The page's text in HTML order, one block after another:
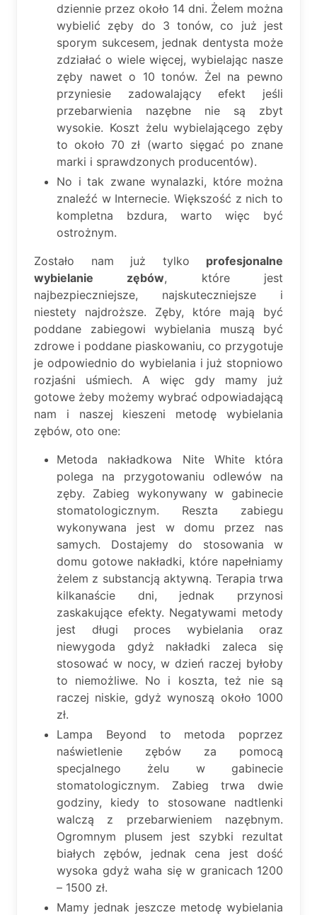
dziennie przez około 14 dni. Żelem można
wybielić zęby do 3 tonów, co już jest
sporym sukcesem, jednak dentysta może
zdziałać o wiele więcej, wybielając nasze
zęby nawet o 10 tonów. Żel na pewno
przyniesie zadowalający efekt jeśli
przebarwienia nazębne nie są zbyt
wysokie. Koszt żelu wybielającego zęby
to około 70 zł (warto sięgać po znane
marki i sprawdzonych producentów).
No i tak zwane wynalazki, które można
znaleźć w Internecie. Większość z nich to
kompletna bzdura, warto więc być
ostrożnym.
Zostało nam już tylko profesjonalne
wybielanie zębów, które jest
najbezpieczniejsze, najskuteczniejsze i
niestety najdroższe. Zęby, które mają być
poddane zabiegowi wybielania muszą być
zdrowe i poddane piaskowaniu, co przygotuje
je odpowiednio do wybielania i już stopniowo
rozjaśni uśmiech. A więc gdy mamy już
gotowe żeby możemy wybrać odpowiadającą
nam i naszej kieszeni metodę wybielania
zębów, oto one:
Metoda nakładkowa Nite White która
polega na przygotowaniu odlewów na
zęby. Zabieg wykonywany w gabinecie
stomatologicznym. Reszta zabiegu
wykonywana jest w domu przez nas
samych. Dostajemy do stosowania w
domu gotowe nakładki, które napełniamy
żelem z substancją aktywną. Terapia trwa
kilkanaście dni, jednak przynosi
zaskakujące efekty. Negatywami metody
jest długi proces wybielania oraz
niewygoda gdyż nakładki zaleca się
stosować w nocy, w dzień raczej byłoby
to niemożliwe. No i koszta, też nie są
raczej niskie, gdyż wynoszą około 1000
zł.
Lampa Beyond to metoda poprzez
naświetlenie zębów za pomocą
specjalnego żelu w gabinecie
stomatologicznym. Zabieg trwa dwie
godziny, kiedy to stosowane nadtlenki
walczą z przebarwieniem nazębnym.
Ogromnym plusem jest szybki rezultat
białych zębów, jednak cena jest dość
wysoka gdyż waha się w granicach 1200
– 1500 zł.
Mamy jednak jeszcze metodę wybielania